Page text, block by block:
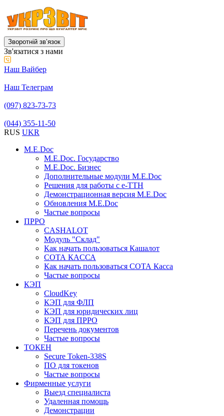
Зворотній звʼязок
Зв'язатися з нами
Наш Вайбер
Наш Телеграм
(097) 823-73-73
(044) 355-11-50
RUS UKR
M.E.Doc
M.E.Doc. Государство
M.E.Doc. Бизнес
Дополнительные модули M.E.Doc
Решения для работы с е-ТТН
Демонстрационная версия M.E.Doc
Обновления M.E.Doc
Частые вопросы
ПРРО
CASHALOT
Модуль "Склад"
Как начать пользоваться Кашалот
СОТА КАCСА
Как начать пользоваться СОТА Касса
Частые вопросы
КЭП
CloudKey
КЭП для ФЛП
КЭП для юридических лиц
КЭП для ПРРО
Перечень документов
Частые вопросы
ТОКЕН
Secure Token-338S
ПО для токенов
Частые вопросы
Фирменные услуги
Выезд специалиста
Удаленная помощь
Демонстрации